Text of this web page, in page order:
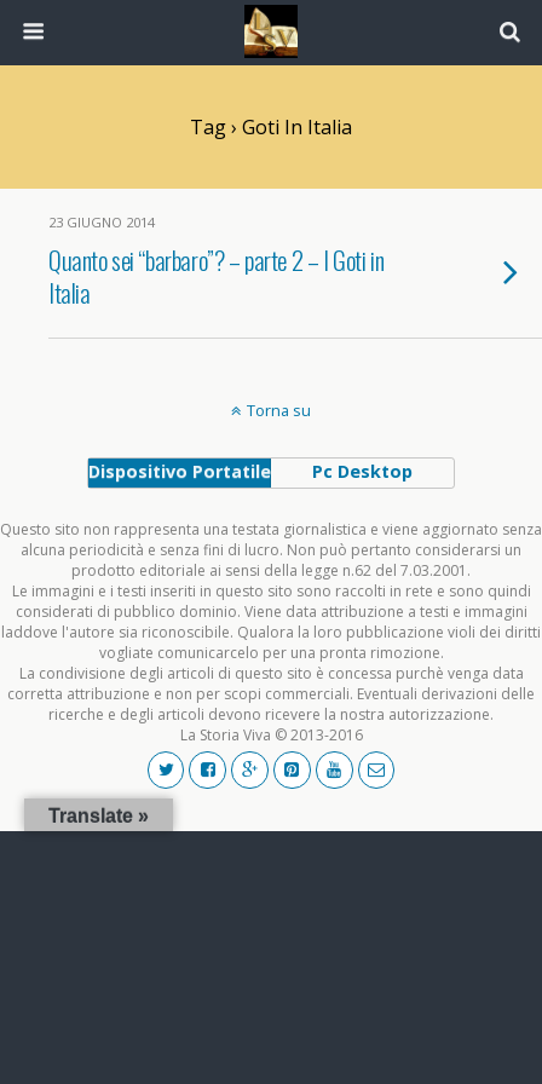
Tag › Goti In Italia
23 GIUGNO 2014
Quanto sei “barbaro”? – parte 2 – I Goti in
Italia
Torna su
Dispositivo Portatile Pc Desktop
Questo sito non rappresenta una testata giornalistica e viene aggiornato senza
alcuna periodicità e senza fini di lucro. Non può pertanto considerarsi un
prodotto editoriale ai sensi della legge n.62 del 7.03.2001.
Le immagini e i testi inseriti in questo sito sono raccolti in rete e sono quindi
considerati di pubblico dominio. Viene data attribuzione a testi e immagini
laddove l'autore sia riconoscibile. Qualora la loro pubblicazione violi dei diritti
vogliate comunicarcelo per una pronta rimozione.
La condivisione degli articoli di questo sito è concessa purchè venga data
corretta attribuzione e non per scopi commerciali. Eventuali derivazioni delle
ricerche e degli articoli devono ricevere la nostra autorizzazione.
La Storia Viva © 2013-2016
Translate »